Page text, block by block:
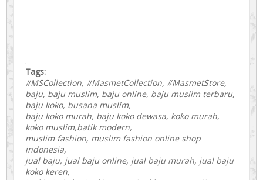
.
Tags:
#MSCollection, #MasmetCollection, #MasmetStore,
baju, baju muslim, baju online, baju muslim terbaru,
baju koko, busana muslim,
baju koko murah, baju koko dewasa, koko murah,
koko muslim,batik modern,
muslim fashion, muslim fashion online shop
indonesia,
jual baju, jual baju online, jual baju murah, jual baju
koko keren,